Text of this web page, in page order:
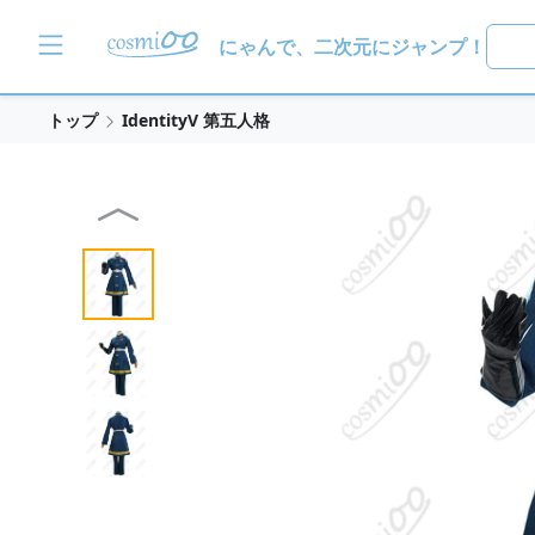
にゃんで、二次元にジャンプ！
トップ IdentityV 第五人格